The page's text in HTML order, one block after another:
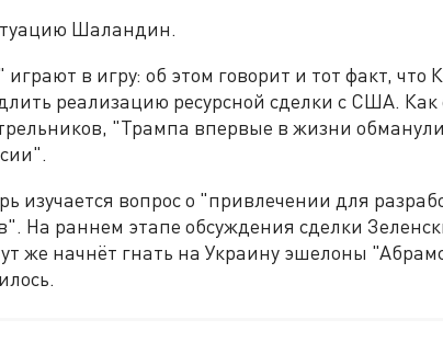
Шаландин.
в игру: об этом говорит и тот факт, что
реализацию ресурсной сделки с США. Как
"Трампа впервые в жизни
изучается вопрос о "привлечении для
На раннем этапе обсуждения сделки
же начнёт гнать на Украину эшелоны